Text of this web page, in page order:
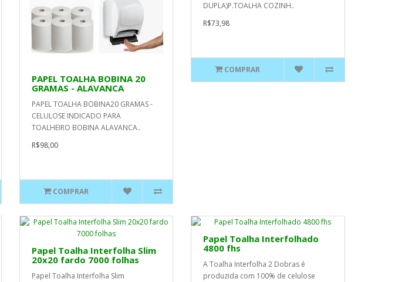
PAPEL TOALHA BOBINA 20
GRAMAS - ALAVANCA
PAPEL TOALHA BOBINA20 GRAMAS -
CELULOSE INDICADO PARA
TOALHEIRO BOBINA ALAVANCA..
R$98,00
COMPRAR
DUPLA)P.TOALHA COZINH..
R$73,98
COMPRAR
Papel Toalha Interfolha Slim
20x20 fardo 7000 folhas
Papel Toalha Interfolha Slim
Papel Toalha Interfolhado
4800 fhs
A Toalha Interfolha 2 Dobras é
produzida com 100% de celulose